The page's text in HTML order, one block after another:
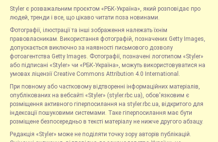
Styler є розважальним проєктом «РБК-Україна», який розповідає про
людей, тренди і все, що цікаво читати поза новинами.
Фотографії, ілюстрації та інші зображення належать їхнім
правовласникам. Використання фотографій, позначених Getty Images,
допускається виключно за наявності письмового дозволу
фотоагентства Getty Images. Фотографії, позначені логотипом «Styler»
або підписані «Styler» чи «РБК-Україна», можуть використовуватися на
умовах ліцензії Creative Commons Attribution 4.0 International.
При повному або частковому відтворенні інформаційних матеріалів,
опублікованих на вебсайті «Styler» (styler.rbc.ua), обов'язковим є
розміщення активного гіперпосилання на styler.rbc.ua, відкритого для
індексації пошуковими системами. Таке гіперпосилання має бути
розміщене безпосередньо в тексті матеріалу не нижче другого абзацу.
Редакція «Styler» може не поділяти точку зору авторів публікацій.